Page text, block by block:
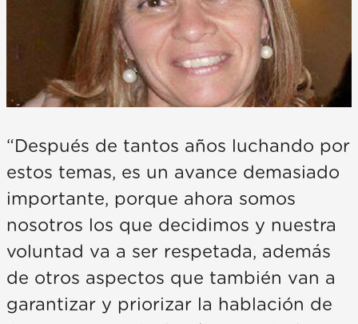
“Después de tantos años luchando por
estos temas, es un avance demasiado
importante, porque ahora somos
nosotros los que decidimos y nuestra
voluntad va a ser respetada, además
de otros aspectos que también van a
garantizar y priorizar la hablación de